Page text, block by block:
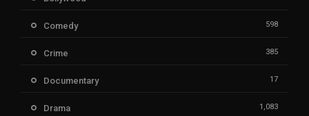
Comedy 598
Crime 385
Documentary 17
Drama 1,083